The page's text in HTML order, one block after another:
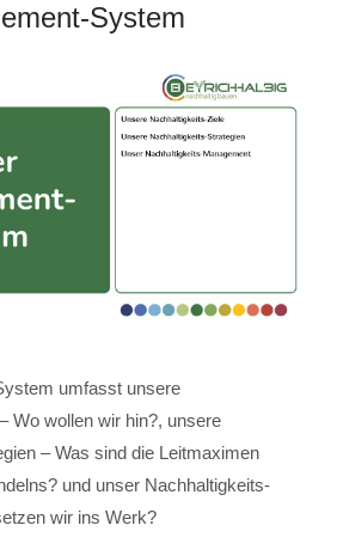
System
umfasst unsere
Wo wollen wir hin?, unsere
– Was sind die Leitmaximen
und unser Nachhaltigkeits-
wir ins Werk?